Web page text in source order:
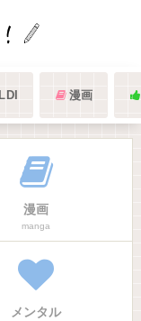
漫画
漫画
manga
メンタル